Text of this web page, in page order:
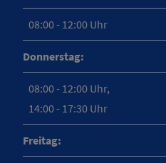
08:00 - 12:00 Uhr
Donnerstag:
08:00 - 12:00 Uhr,
14:00 - 17:30 Uhr
Freitag: